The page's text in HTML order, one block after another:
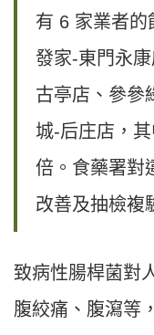
有 6 家業者的
發家-東門永
古亭店、參參
城-后庄店，
倍。食藥署對
改善及抽檢複
致病性腸桿菌對
腹絞痛、腹瀉等